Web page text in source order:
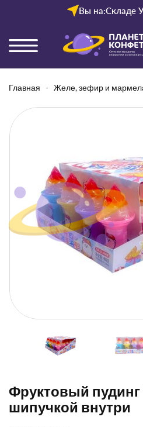
Вы на:Складе
Главная Желе, зефир и
Фруктовый пудинг
шипучкой внутри